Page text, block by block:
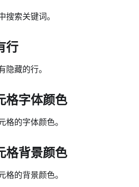
搜索关键词。
行
隐藏的行。
格字体颜色
格的字体颜色。
格背景颜色
格的背景颜色。